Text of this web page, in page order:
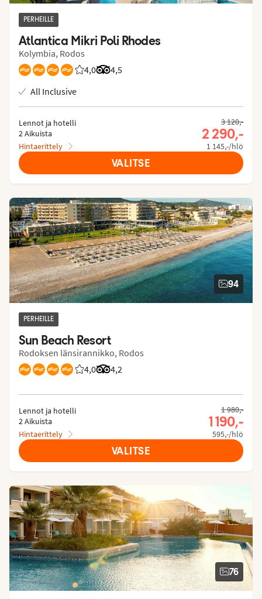
PERHEILLE
Atlantica Mikri Poli Rhodes
Kolymbia, Rodos
4,0
Asiakkaidemme arviot: 4.045/5
4,5
Arvostelut Tripadvisorista: 4.5 of 5
All Inclusive
Lennot ja hotelli
2 Aikuista
Hintaerittely
3 120,-
2 290,-
1 145,-/hlö
VALITSE
94
PERHEILLE
Sun Beach Resort
Rodoksen länsirannikko, Rodos
4,0
Asiakkaidemme arviot: 4.037/5
4,2
Arvostelut Tripadvisorista: 4.2 of 5
Lennot ja hotelli
2 Aikuista
Hintaerittely
1 980,-
1 190,-
595,-/hlö
VALITSE
76